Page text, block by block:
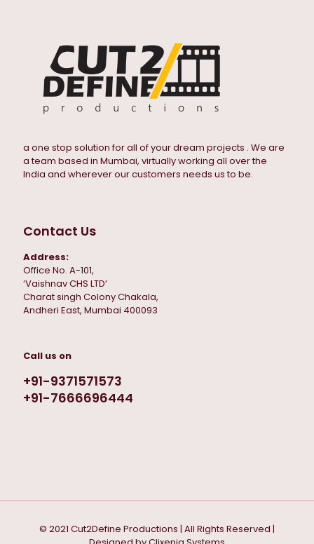
a one stop solution for all of your dream projects . We are
a team based in Mumbai, virtually working all over the
India and wherever our customers needs us to be.
Contact Us
Address:
Office No. A-101,
‘Vaishnav CHS LTD’
Charat singh Colony Chakala,
Andheri East, Mumbai 400093
Call us on
+91-9371571573
+91-7666696444
© 2021 Cut2Define Productions | All Rights Reserved |